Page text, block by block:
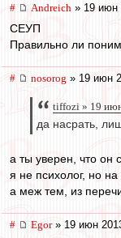
# Andreich » 19 июн
СЕУП
Правильно ли
# nosorog » 19 июн
tiffozi » 19
да насрать,
а ты уверен, что он
я не психолог, но
а меж тем, из
# Egor» 19 июн